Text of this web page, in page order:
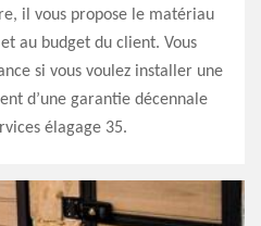
il vous propose le matériau
au budget du client. Vous
si vous voulez installer une
d’une garantie décennale
élagage 35.